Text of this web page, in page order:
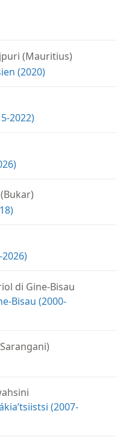
(Mauritius)
(2020)
2022)
di Gine-Bisau
Bisau (2000-
(2007-